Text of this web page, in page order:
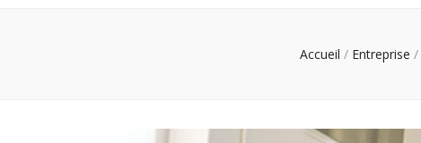
Accueil / Entreprise /